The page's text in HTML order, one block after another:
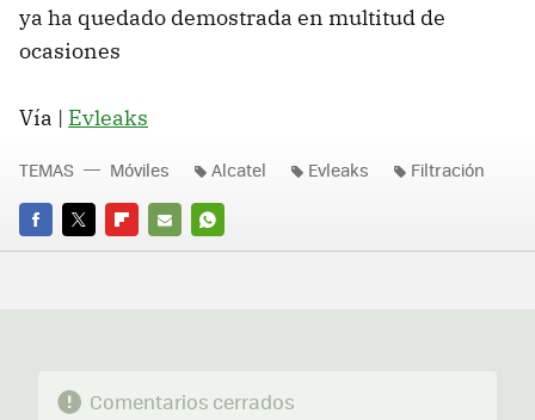
ya ha quedado demostrada en multitud de
ocasiones
Vía | Evleaks
FACEBOOK
TWITTERFLIPBOARD
E-
WHATSAPP
TEMAS Móviles Alcatel Evleaks Filtración
Comentarios cerrados